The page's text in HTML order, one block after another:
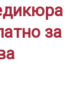
за